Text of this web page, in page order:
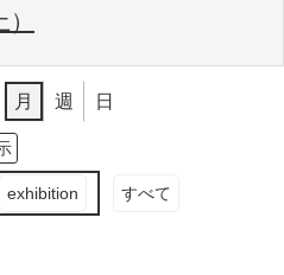
月 週 日
exhibition すべて